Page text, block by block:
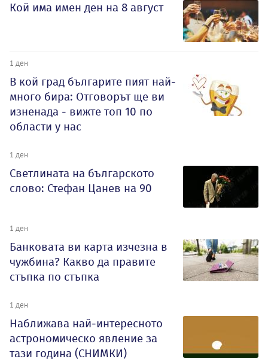
Кой има имен ден на 8 август
1 ден
В кой град българите пият най-
много бира: Отговорът ще ви
изненада - вижте топ 10 по
области у нас
1 ден
Светлината на българското
слово: Стефан Цанев на 90
1 ден
Банковата ви карта изчезна в
чужбина? Какво да правите
стъпка по стъпка
1 ден
Наближава най-интересното
астрономическо явление за
тази година (СНИМКИ)